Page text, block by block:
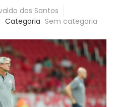
dos Santos
Categoria Sem categoria